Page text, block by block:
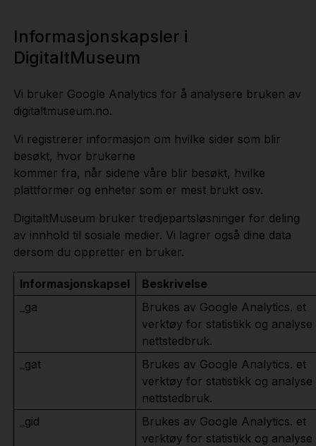
Informasjonskapsler i
DigitaltMuseum
Vi bruker Google Analytics for å analysere bruken av
digitaltmuseum.no.
Vi registrerer informasjon om hvilke sider som blir
besøkt, hvor brukerne
kommer fra, når sidene våre blir besøkt, hvilke
plattformer og enheter som er mest brukt osv.
DigitaltMuseum bruker tredjepartsløsninger for deling
av innhold til sosiale medier. Vi lagrer også dine data
dersom du oppretter en bruker.
Informasjonskapsel
Beskrivelse
_ga
Brukes av Google Analytics. et
verktøy for statistikk og analyse
nettstedbruk.
_gat
Brukes av Google Analytics. et
verktøy for statistikk og analyse
nettstedbruk.
_gid
Brukes av Google Analytics. et
verktøy for statistikk og analyse